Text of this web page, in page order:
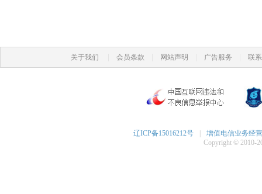
关于我们 会员条款 网站声明 广告服务 联
辽ICP备15016212号
增值电信业务经
Copyright © 2010-